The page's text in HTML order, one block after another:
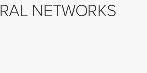
NETWORKS